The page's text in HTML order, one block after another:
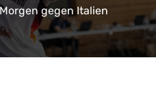
gegen Italien